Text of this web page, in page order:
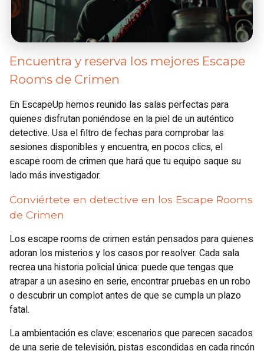
Encuentra y reserva los mejores Escape
Rooms de Crimen
En EscapeUp hemos reunido las salas perfectas para
quienes disfrutan poniéndose en la piel de un auténtico
detective. Usa el filtro de fechas para comprobar las
sesiones disponibles y encuentra, en pocos clics, el
escape room de crimen que hará que tu equipo saque su
lado más investigador.
Conviértete en detective en los Escape Rooms
de Crimen
Los escape rooms de crimen están pensados para quienes
adoran los misterios y los casos por resolver. Cada sala
recrea una historia policial única: puede que tengas que
atrapar a un asesino en serie, encontrar pruebas en un robo
o descubrir un complot antes de que se cumpla un plazo
fatal.
La ambientación es clave: escenarios que parecen sacados
de una serie de televisión, pistas escondidas en cada rincón